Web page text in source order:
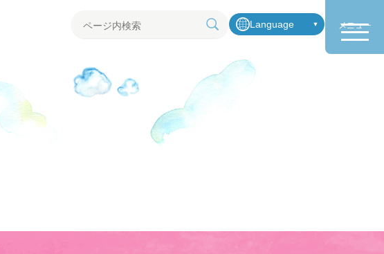
内
検
Language メニュー